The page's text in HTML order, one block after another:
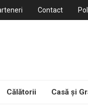
Contact
Călătorii Casă și